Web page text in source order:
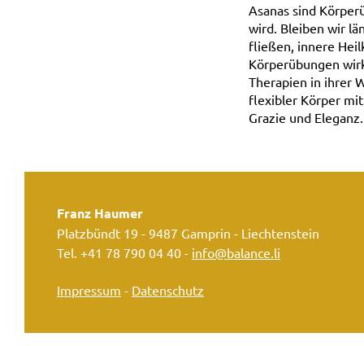
Asanas sind
wird. Bleiben wir
fließen, innere
Körperübungen
Therapien in ihrer
flexibler Körper
Grazie und Eleganz.
Franz Haumer
Platzbündt 19 - 9487 Gamprin - Liechtenstein
Tel. +41 78 790 04 40 - info@balance.li
Impressum - Datenschutz